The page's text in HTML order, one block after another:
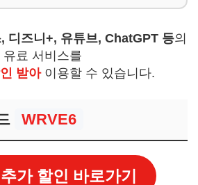
디즈니+, 유튜브, ChatGPT 등의
유료 서비스를
받아이용할 수 있습니다.
WRVE6
가 할인 바로가기